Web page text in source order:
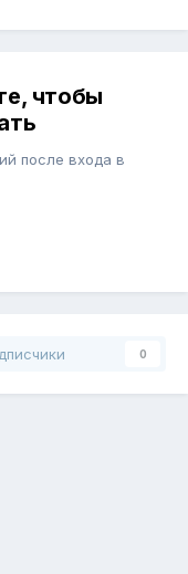
чтобы
после входа в
0